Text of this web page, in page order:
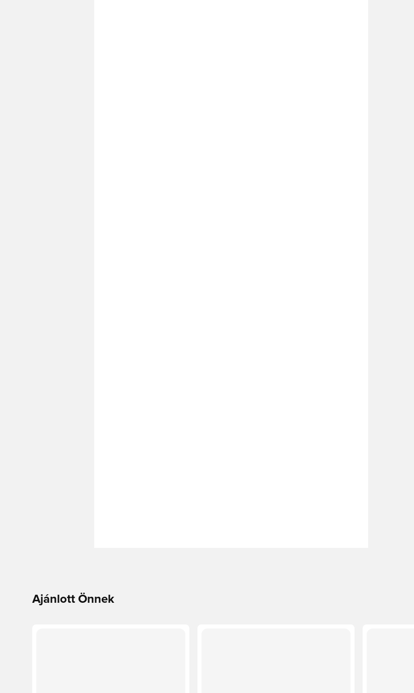
Ajánlott Önnek